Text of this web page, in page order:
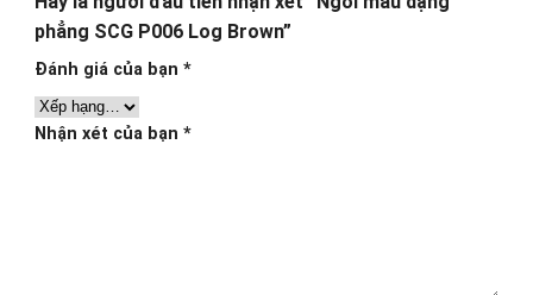
phẳng SCG P006 Log Brown”
Đánh giá của bạn *
Nhận xét của bạn *